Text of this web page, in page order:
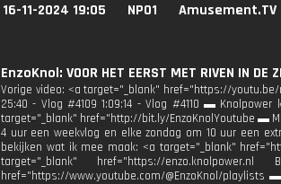
16-11-2024 19:05 NPO1 Amusement.TV
EnzoKnol: VOOR HET EERST MET RIVEN IN
Vorige video: <a target="_blank" href="https://youtu.be/
25:40 - Vlog #4109 1:09:14 - Vlog #4110 ▬
target="_blank" href="http://bit.ly/EnzoKnolYoutube ▬
4 uur een weekvlog en elke zondag om 10 uur een
bekijken wat ik mee maak: <a target="_blank"
target="_blank" href="https://
href="https://www.youtube.com/@EnzoKnol/